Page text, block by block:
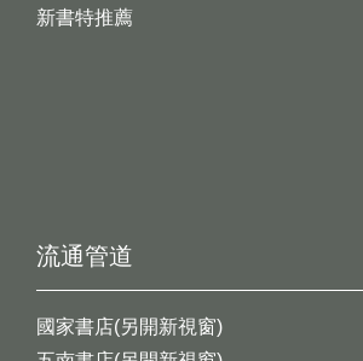
新書特推薦
流通管道
國家書店(另開新視窗)